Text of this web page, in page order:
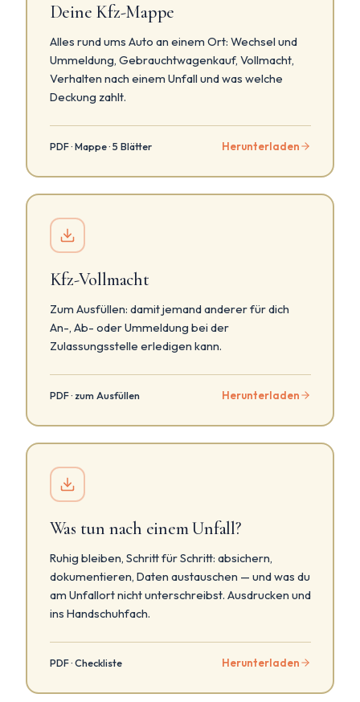
Deine Kfz-Mappe
Alles rund ums Auto an einem Ort: Wechsel und
Ummeldung, Gebrauchtwagenkauf, Vollmacht,
Verhalten nach einem Unfall und was welche
Deckung zahlt.
PDF · Mappe · 5 Blätter Herunterladen
Kfz-Vollmacht
Zum Ausfüllen: damit jemand anderer für dich
An-, Ab- oder Ummeldung bei der
Zulassungsstelle erledigen kann.
PDF · zum Ausfüllen Herunterladen
Was tun nach einem Unfall?
Ruhig bleiben, Schritt für Schritt: absichern,
dokumentieren, Daten austauschen — und was du
am Unfallort nicht unterschreibst. Ausdrucken und
ins Handschuhfach.
PDF · Checkliste Herunterladen